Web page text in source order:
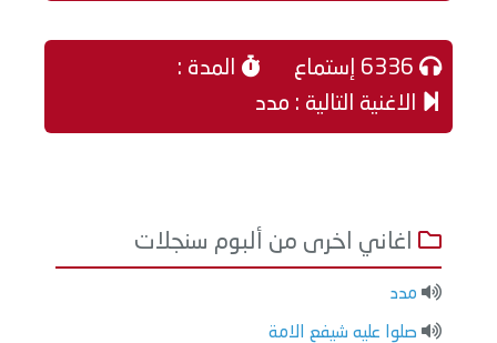
المدة :
الاغنية التالية : مدد
اغاني اخرى من ألبوم سنجلات
مدد
صلوا عليه شيفع الامة